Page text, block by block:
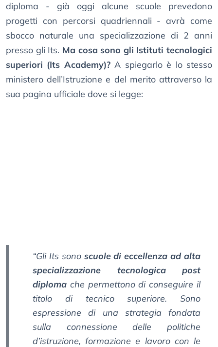
diploma - già oggi alcune scuole prevedono
progetti con percorsi quadriennali - avrà come
sbocco naturale una specializzazione di 2 anni
presso gli Its. Ma cosa sono gli Istituti tecnologici
superiori (Its Academy)?A spiegarlo è lo stesso
ministero dell’Istruzione e del merito attraverso la
sua pagina ufficiale dove si legge:
“Gli Its sono scuole di eccellenza ad alta
specializzazione tecnologica post
diploma che permettono di conseguire il
titolo di tecnico superiore. Sono
espressione di una strategia fondata
sulla connessione delle politiche
d’istruzione, formazione e lavoro con le